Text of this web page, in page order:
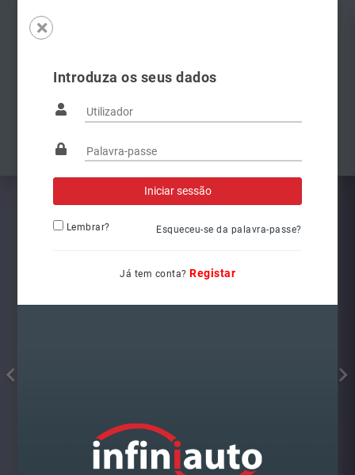
Introduza os seus dados
Lembrar? Esqueceu-se da palavra-passe?
Já tem conta? Registar
Famílias
Visualizar